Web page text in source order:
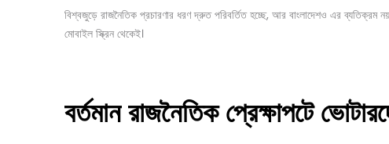
বিশ্বজুড়ে রাজনৈতিক প্রচারণার ধরণ দ্রুত পরিবর্তিত হচ্ছে, আর বাংলাদেশও এর ব্যতিক্রম
মোবাইল স্ক্রিন থেকেই।
বর্তমানরাজনৈতিক প্রেক্ষাপটে